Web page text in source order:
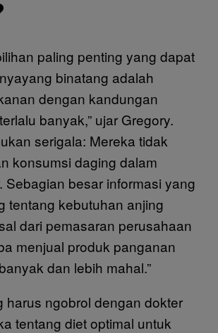
paling penting yang dapat
binatang adalah
dengan kandungan
banyak,” ujar Gregory.
serigala: Mereka tidak
konsumsi daging dalam
Sebagian besar informasi yang
tentang kebutuhan anjing
dari pemasaran perusahaan
menjual produk panganan
dan lebih mahal.”
harus ngobrol dengan dokter
tentang diet optimal untuk